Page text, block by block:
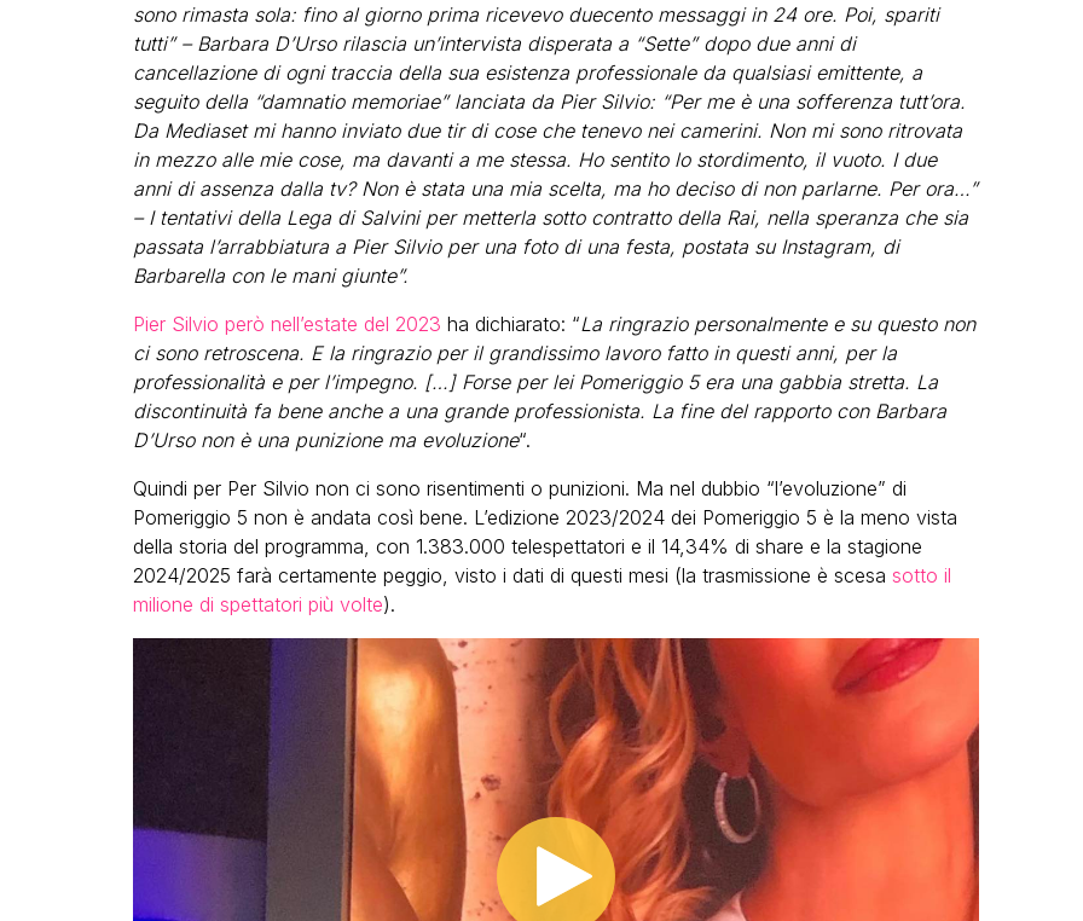
sono rimasta sola: fino al giorno prima ricevevo duecento messaggi in 24 ore. Poi, spariti
tutti” – Barbara D’Urso rilascia un’intervista disperata a “Sette” dopo due anni di
cancellazione di ogni traccia della sua esistenza professionale da qualsiasi emittente, a
seguito della “damnatio memoriae” lanciata da Pier Silvio: “Per me è una sofferenza tutt’ora.
Da Mediaset mi hanno inviato due tir di cose che tenevo nei camerini. Non mi sono ritrovata
in mezzo alle mie cose, ma davanti a me stessa. Ho sentito lo stordimento, il vuoto. I due
anni di assenza dalla tv? Non è stata una mia scelta, ma ho deciso di non parlarne. Per ora…”
– I tentativi della Lega di Salvini per metterla sotto contratto della Rai, nella speranza che sia
passata l’arrabbiatura a Pier Silvio per una foto di una festa, postata su Instagram, di
Barbarella con le mani giunte”.
Pier Silvio però nell’estate del 2023 ha dichiarato: “La ringrazio personalmente e su questo non
ci sono retroscena. E la ringrazio per il grandissimo lavoro fatto in questi anni, per la
professionalità e per l’impegno. […] Forse per lei Pomeriggio 5 era una gabbia stretta. La
discontinuità fa bene anche a una grande professionista. La fine del rapporto con Barbara
D’Urso non è una punizione ma evoluzione“.
Quindi per Per Silvio non ci sono risentimenti o punizioni. Ma nel dubbio “l’evoluzione” di
Pomeriggio 5 non è andata così bene. L’edizione 2023/2024 dei Pomeriggio 5 è la meno vista
della storia del programma, con 1.383.000 telespettatori e il 14,34% di share e la stagione
2024/2025 farà certamente peggio, visto i dati di questi mesi (la trasmissione è scesa sotto il
milione di spettatori più volte).